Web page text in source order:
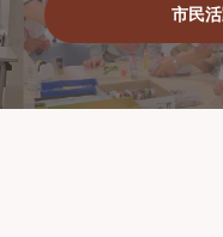
市民